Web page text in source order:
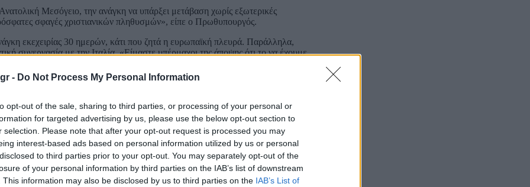
- Do Not Process My Personal Information
opt-out of the sale, sharing to third parties, or processing of your personal or
for targeted advertising by us, please use the below opt-out section to
selection. Please note that after your opt-out request is processed you may
interest-based ads based on personal information utilized by us or personal
to third parties prior to your opt-out. You may separately opt-out of the
of your personal information by third parties on the IAB’s list of downstream
This information may also be disclosed by us to third parties on the IAB’s List of
Μεσόγειο, την ανάγκη να υπάρξει μετάβαση χωρίς εξωτερικές
σφαγές χριστιανικών πληθυσμών», είπε ο Πρωθυπουργός.
εκεχειρίας 30 ημερών, κάτι που ζητά η ευρωπαϊκή πλευρά. Παράλληλα,
συνεργασία με την Ιταλία. «Είμαστε υπέρμαχοι της άποψης ότι το να έχουμε
θα πρέπει να στηριχθεί ένα ευρωπαϊκό εργαλείο που να μην επιβαρύνουν
να χρηματοδοτηθούν από κάποιο ευρωπαϊκό εργαλείο», σημείωσε.
Ελλάδας-Ιταλίας», δήλωσε η Ιταλίδα πρωθυπουργός
νέα διακυβερνητική διάσκεψη των χωρών μας. Οι σχέσεις μας είναι άριστες,
ΝΑΤΟ, καθόμαστε δίπλα στα Ευρωπαϊκά Συμβούλια και το επόμενο έτος θα
των άλλων,η Ιταλίδα πρωθυπουργός Τζόρτζια Μελόνι,κατά τις δηλώσεις της
Ιταλίας.
και στη σύνοδο Βορρά-Νότου, η οποία έχει αλλάξει προς το θετικό και την